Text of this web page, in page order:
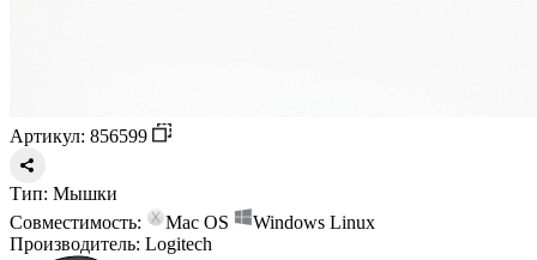
Артикул: 856599
Тип: Мышки
Совместимость:
Mac OS Windows Linux
Производитель: Logitech